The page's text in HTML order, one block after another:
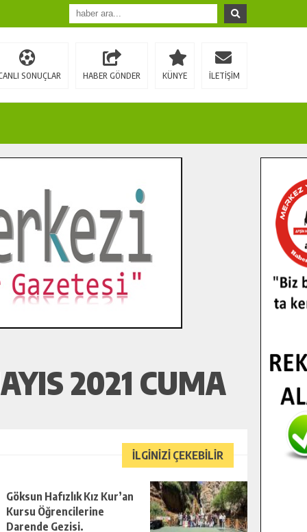
SONUÇLAR HABER GÖNDER KÜNYE İLETİŞİM
2021 CUMA
İLGİNİZİ ÇEKEBİLİR
Göksun Hafızlık Kız Kur’an
Kursu Öğrencilerine
Darende Gezisi.